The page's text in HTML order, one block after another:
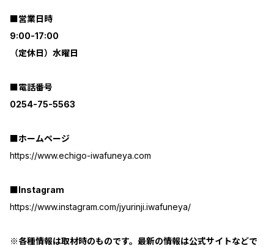
■営業日時
9:00-17:00
（定休日）水曜日
■電話番号
0254-75-5563
■ホームページ
https://www.echigo-iwafuneya.com
■Instagram
https://www.instagram.com/jyurinji.iwafuneya/
※各種情報は取材時のものです。最新の情報は公式サイトなどで